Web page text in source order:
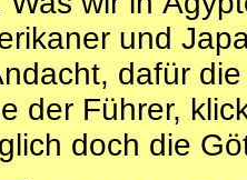
und
dafür
der Führer,
doch die